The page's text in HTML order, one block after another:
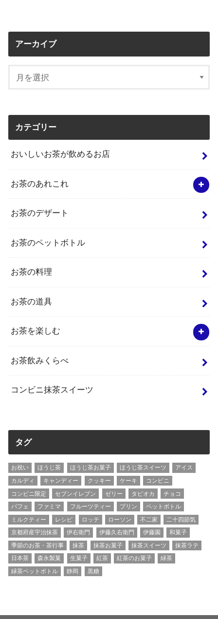
アーカイブ
カテゴリー
おいしいお茶が飲めるお店
お茶のあれこれ
お茶のデザート
お茶のペットボトル
お茶の料理
お茶の道具
お茶を楽しむ
お茶飲みくらべ
コンビニ抹茶スイーツ
タグ
お祝い ほうじ茶 ほうじ茶お菓子 ほうじ茶スイーツ
アイス
カルディ
キャンディー クッキー ケーキ
コンビニ
コンビニ限定
セブンイレブン ゼリー タピオカ
チョコ
パフェ
ファミマ フルーツティー プリン
ペットボトル
ミルクティー
レシピ ロッテ ローソン 不二家
二十四節気
京都府産宇治抹茶
伊右衛門 伊藤久右衛門 伊藤園
和菓子
季節のお茶・茶行事
抹茶 抹茶お菓子 抹茶スイーツ
抹茶ラテ
日本茶
森永製菓 生菓子 紅茶 紅茶のお菓子
緑茶
緑茶ペットボトル
静岡 黒糖